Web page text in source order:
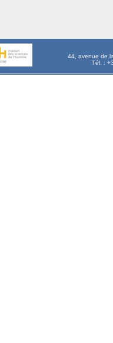
44, avenue de
Tél. :